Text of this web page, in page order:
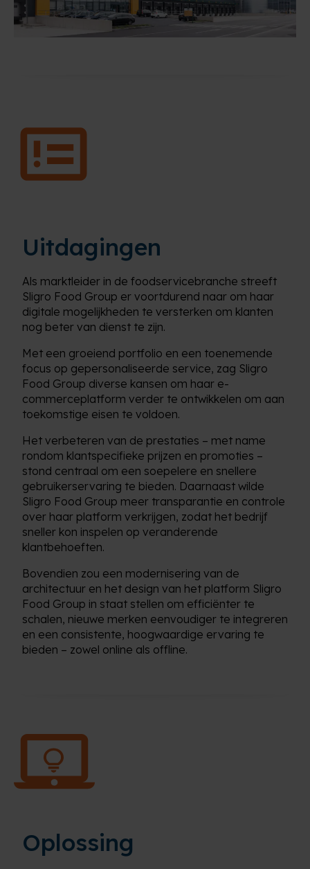
Uitdagingen
Als marktleider in de foodservicebranche streeft
Sligro Food Group er voortdurend naar om haar
digitale mogelijkheden te versterken om klanten
nog beter van dienst te zijn.
Met een groeiend portfolio en een toenemende
focus op gepersonaliseerde service, zag Sligro
Food Group diverse kansen om haar e-
commerceplatform verder te ontwikkelen om aan
toekomstige eisen te voldoen.
Het verbeteren van de prestaties – met name
rondom klantspecifieke prijzen en promoties –
stond centraal om een soepelere en snellere
gebruikerservaring te bieden. Daarnaast wilde
Sligro Food Group meer transparantie en controle
over haar platform verkrijgen, zodat het bedrijf
sneller kon inspelen op veranderende
klantbehoeften.
Bovendien zou een modernisering van de
architectuur en het design van het platform Sligro
Food Group in staat stellen om efficiënter te
schalen, nieuwe merken eenvoudiger te integreren
en een consistente, hoogwaardige ervaring te
bieden – zowel online als offline.
Oplossing